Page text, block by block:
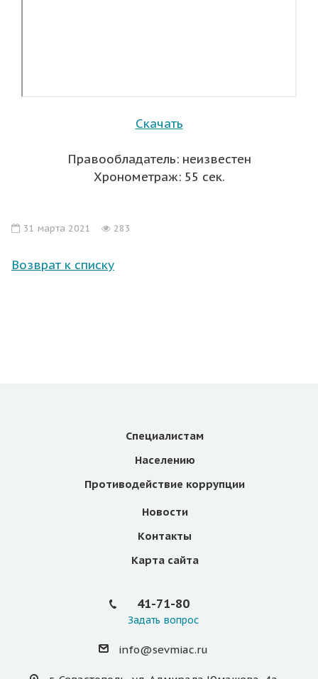
Скачать
Правообладатель: неизвестен
Хронометраж: 55 сек.
31 марта 2021 283
Возврат к списку
Специалистам
Населению
Противодействие коррупции
Новости
Контакты
Карта сайта
41-71-80
Задать вопрос
info@sevmiac.ru